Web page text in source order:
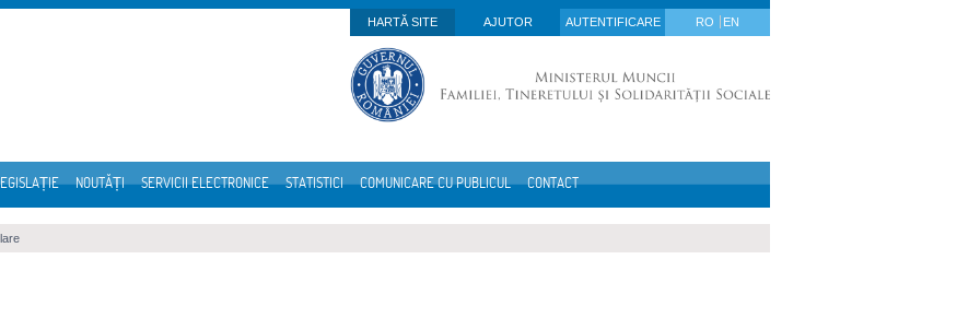
HARTĂ SITE
AJUTOR AUTENTIFICARE RO EN
NOUTĂȚI SERVICII ELECTRONICE STATISTICI COMUNICARE CU PUBLICUL CONTACT